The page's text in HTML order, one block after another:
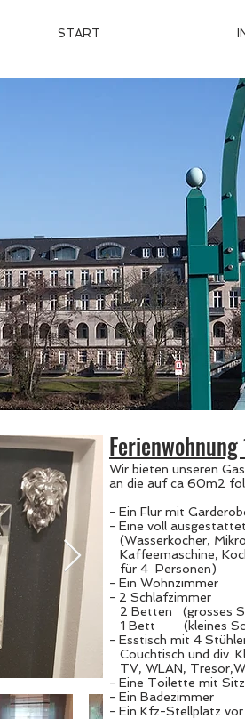
START
Wir bieten unseren
an die auf ca 60m2
- Ein Flur mit
- Eine voll
(Wasserkocher,
Kaffeemaschine,
für 4 Personen)
- Ein Wohnzimmer
- 2 Schlafzimmer
2 Betten (grosses
1 Bett (kleines
- Esstisch mit 4
Couchtisch und div.
TV, WLAN,
- Eine Toilette mit
- Ein Badezimmer
- Ein Kfz-Stellplatz vor